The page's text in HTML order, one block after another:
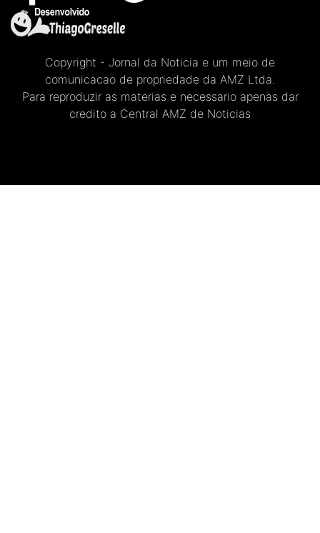
Copyright - Jornal da Noticia e um meio de
comunicacao de propriedade da AMZ Ltda.
Para reproduzir as materias e necessario apenas dar
credito a Central AMZ de Noticias